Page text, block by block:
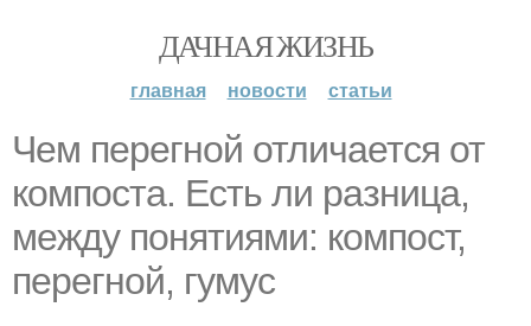
ДАЧНАЯ ЖИЗНЬ
главная новости статьи
Чем перегной отличается от
компоста. Есть ли разница,
между понятиями: компост,
перегной, гумус